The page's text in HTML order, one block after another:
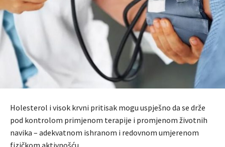
Holesterol i visok krvni pritisak mogu uspješno da se drže
pod kontrolom primjenom terapije i promjenom životnih
navika – adekvatnom ishranom i redovnom umjerenom